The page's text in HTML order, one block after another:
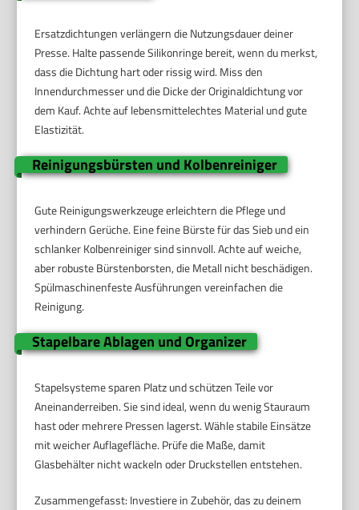
Ersatzdichtungen verlängern die Nutzungsdauer deiner
Presse. Halte passende Silikonringe bereit, wenn du merkst,
dass die Dichtung hart oder rissig wird. Miss den
Innendurchmesser und die Dicke der Originaldichtung vor
dem Kauf. Achte auf lebensmittelechtes Material und gute
Elastizität.
Reinigungsbürsten und Kolbenreiniger
Gute Reinigungswerkzeuge erleichtern die Pflege und
verhindern Gerüche. Eine feine Bürste für das Sieb und ein
schlanker Kolbenreiniger sind sinnvoll. Achte auf weiche,
aber robuste Bürstenborsten, die Metall nicht beschädigen.
Spülmaschinenfeste Ausführungen vereinfachen die
Reinigung.
Stapelbare Ablagen und Organizer
Stapelsysteme sparen Platz und schützen Teile vor
Aneinanderreiben. Sie sind ideal, wenn du wenig Stauraum
hast oder mehrere Pressen lagerst. Wähle stabile Einsätze
mit weicher Auflagefläche. Prüfe die Maße, damit
Glasbehälter nicht wackeln oder Druckstellen entstehen.
Zusammengefasst: Investiere in Zubehör, das zu deinem